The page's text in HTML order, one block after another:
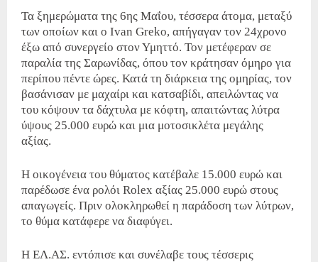
Τα ξημερώματα της 6ης Μαΐου, τέσσερα άτομα, μεταξύ
των οποίων και ο Ivan Greko, απήγαγαν τον 24χρονο
έξω από συνεργείο στον Υμηττό. Τον μετέφεραν σε
παραλία της Σαρωνίδας, όπου τον κράτησαν όμηρο για
περίπου πέντε ώρες. Κατά τη διάρκεια της ομηρίας, τον
βασάνισαν με μαχαίρι και κατσαβίδι, απειλώντας να
του κόψουν τα δάχτυλα με κόφτη, απαιτώντας λύτρα
ύψους 25.000 ευρώ και μια μοτοσικλέτα μεγάλης
αξίας.
Η οικογένεια του θύματος κατέβαλε 15.000 ευρώ και
παρέδωσε ένα ρολόι Rolex αξίας 25.000 ευρώ στους
απαγωγείς. Πριν ολοκληρωθεί η παράδοση των λύτρων,
το θύμα κατάφερε να διαφύγει.
Η ΕΛ.ΑΣ. εντόπισε και συνέλαβε τους τέσσερις